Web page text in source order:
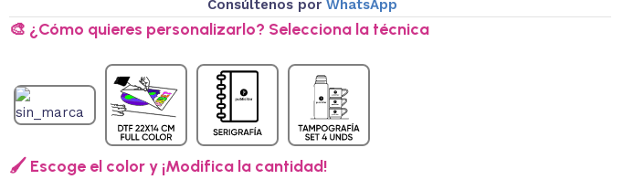
Consúltenos por WhatsApp
🎨 ¿Cómo quieres personalizarlo? Selecciona la técnica
🖌️ Escoge el color y ¡Modifica la cantidad!